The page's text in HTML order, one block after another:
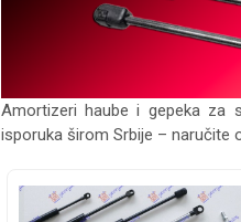
Amortizeri haube i gepeka za
isporuka širom Srbije – naručite